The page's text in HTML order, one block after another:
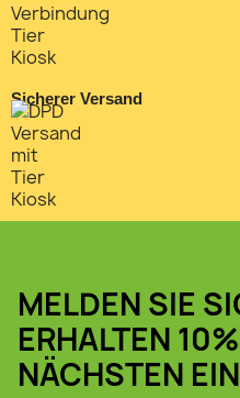
Sicherer Versand
MELDEN SIE
ERHALTEN
NÄCHSTEN